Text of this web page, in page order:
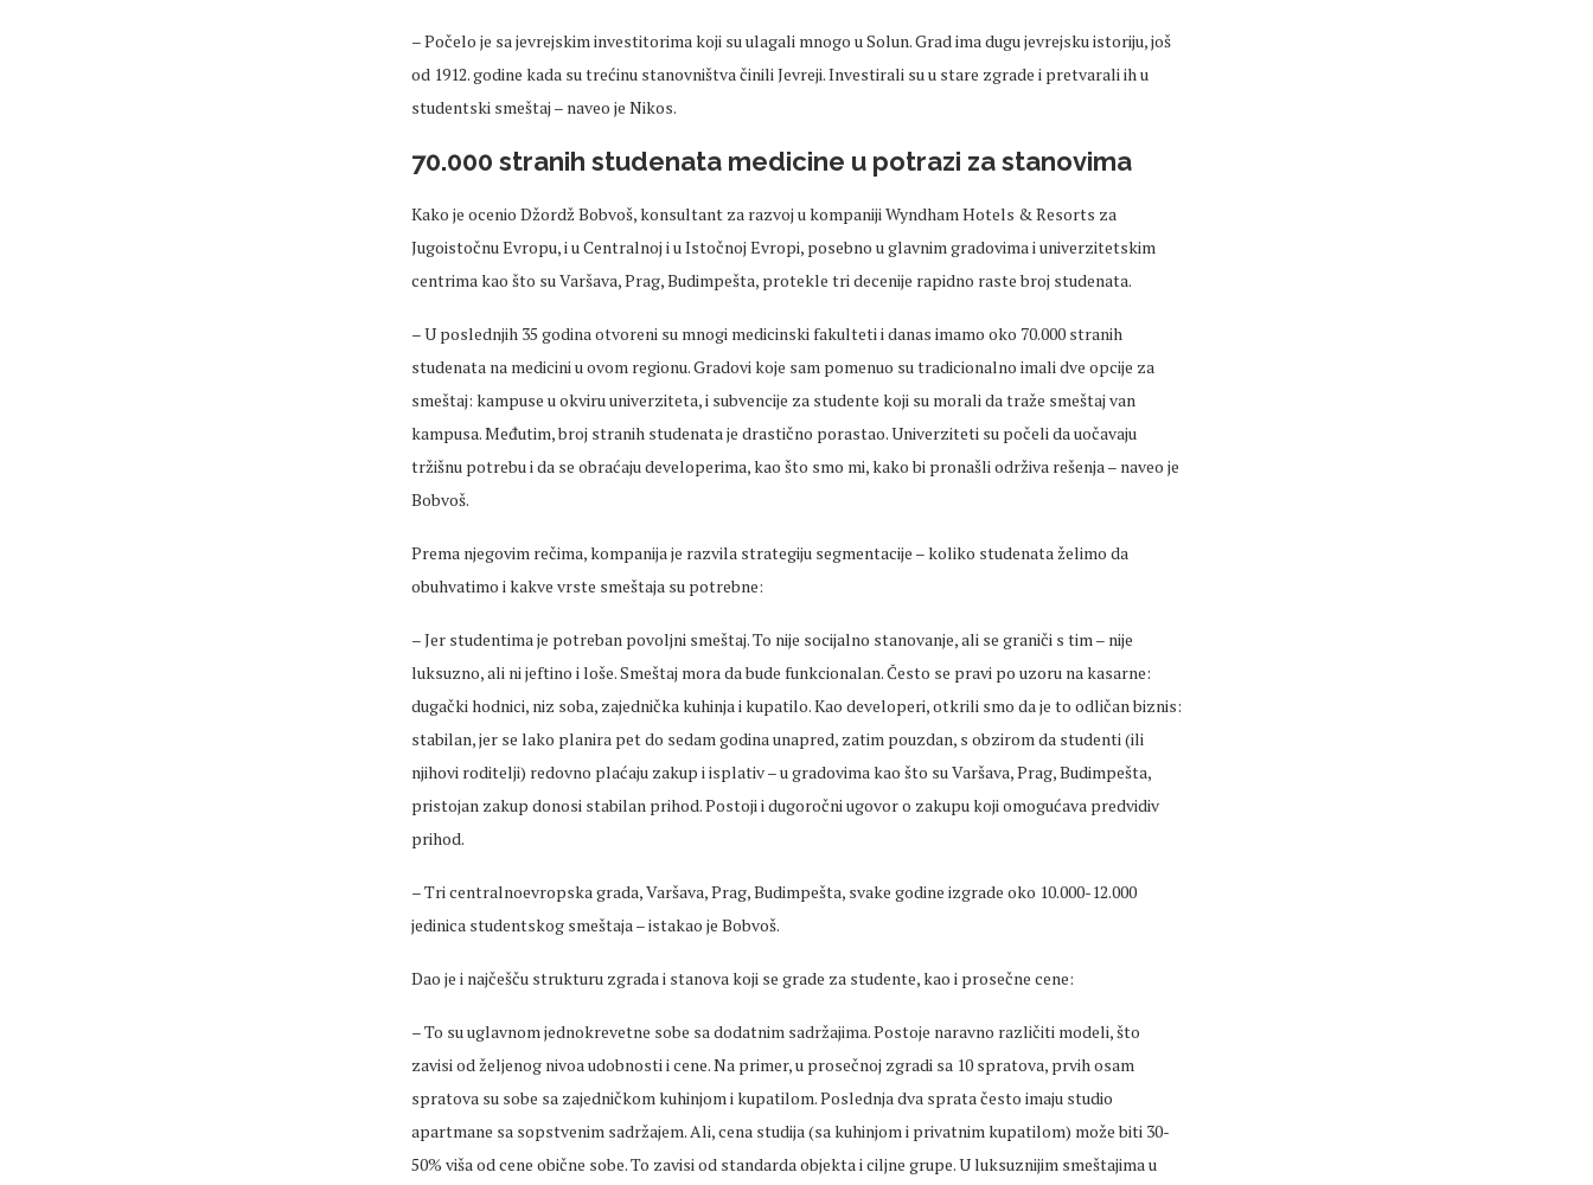
– Počelo je sa jevrejskim investitorima koji su ulagali mnogo u Solun. Grad ima dugu jevrejsku istoriju, još
od 1912. godine kada su trećinu stanovništva činili Jevreji. Investirali su u stare zgrade i pretvarali ih u
studentski smeštaj – naveo je Nikos.
70.000 stranih studenata medicine u potrazi za stanovima
Kako je ocenio Džordž Bobvoš, konsultant za razvoj u kompaniji Wyndham Hotels & Resorts za
Jugoistočnu Evropu, i u Centralnoj i u Istočnoj Evropi, posebno u glavnim gradovima i univerzitetskim
centrima kao što su Varšava, Prag, Budimpešta, protekle tri decenije rapidno raste broj studenata.
– U poslednjih 35 godina otvoreni su mnogi medicinski fakulteti i danas imamo oko 70.000 stranih
studenata na medicini u ovom regionu. Gradovi koje sam pomenuo su tradicionalno imali dve opcije za
smeštaj: kampuse u okviru univerziteta, i subvencije za studente koji su morali da traže smeštaj van
kampusa. Međutim, broj stranih studenata je drastično porastao. Univerziteti su počeli da uočavaju
tržišnu potrebu i da se obraćaju developerima, kao što smo mi, kako bi pronašli održiva rešenja – naveo je
Bobvoš.
Prema njegovim rečima, kompanija je razvila strategiju segmentacije – koliko studenata želimo da
obuhvatimo i kakve vrste smeštaja su potrebne:
– Jer studentima je potreban povoljni smeštaj. To nije socijalno stanovanje, ali se graniči s tim – nije
luksuzno, ali ni jeftino i loše. Smeštaj mora da bude funkcionalan. Često se pravi po uzoru na kasarne:
dugački hodnici, niz soba, zajednička kuhinja i kupatilo. Kao developeri, otkrili smo da je to odličan biznis:
stabilan, jer se lako planira pet do sedam godina unapred, zatim pouzdan, s obzirom da studenti (ili
njihovi roditelji) redovno plaćaju zakup i isplativ – u gradovima kao što su Varšava, Prag, Budimpešta,
pristojan zakup donosi stabilan prihod. Postoji i dugoročni ugovor o zakupu koji omogućava predvidiv
prihod.
– Tri centralnoevropska grada, Varšava, Prag, Budimpešta, svake godine izgrade oko 10.000-12.000
jedinica studentskog smeštaja – istakao je Bobvoš.
Dao je i najčešču strukturu zgrada i stanova koji se grade za studente, kao i prosečne cene:
– To su uglavnom jednokrevetne sobe sa dodatnim sadržajima. Postoje naravno različiti modeli, što
zavisi od željenog nivoa udobnosti i cene. Na primer, u prosečnoj zgradi sa 10 spratova, prvih osam
spratova su sobe sa zajedničkom kuhinjom i kupatilom. Poslednja dva sprata često imaju studio
apartmane sa sopstvenim sadržajem. Ali, cena studija (sa kuhinjom i privatnim kupatilom) može biti 30-
50% viša od cene obične sobe. To zavisi od standarda objekta i ciljne grupe. U luksuznijim smeštajima u